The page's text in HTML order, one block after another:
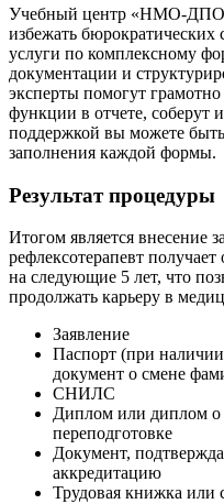
Учебный центр «НМО-ДПО»
избежать
услуги по комплексному
документации и
эксперты помогут
функции в отчете, соберут
поддержкой вы можете
заполнения каждой формы.
Результат процедуры
Итогом является внесение
рефлексотерапевт
на следующие 5 лет, что
продолжать карьеру в
Заявление
Паспорт (при наличии
документ о смене
СНИЛС
Диплом или диплом о
переподготовке
Документ,
аккредитацию
Трудовая книжка или